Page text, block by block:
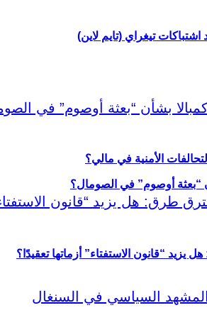
اشتباكات تيغراي (تايم لاين)
الأمنية في مالي؟
يزيد “قانون الاستفتاء” أزماتها تعقيدًا؟